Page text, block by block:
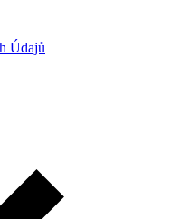
Údajů